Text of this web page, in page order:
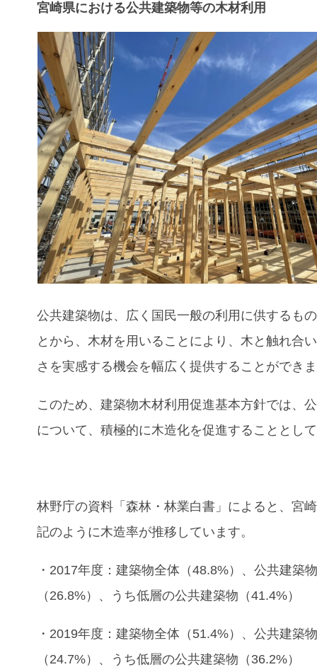
宮崎県における公共建築物等の木材利用
公共建築物は、広く国民一般の利用に供するも
とから、木材を用いることにより、木と触れ合
さを実感する機会を幅広く提供することができ
このため、建築物木材利用促進基本方針では、
について、積極的に木造化を促進することとし
林野庁の資料「森林・林業白書」によると、宮
記のように木造率が推移しています。
・2017年度：建築物全体（48.8%）、公共建築
（26.8%）、うち低層の公共建築物（41.4%）
・2019年度：建築物全体（51.4%）、公共建築
（24.7%）、うち低層の公共建築物（36.2%）